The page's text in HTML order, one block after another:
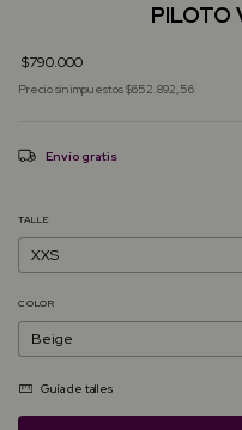
PILOTO
$790.000
Precio sin impuestos$652.892,56
Envío gratis
TALLE
COLOR
Guía de talles